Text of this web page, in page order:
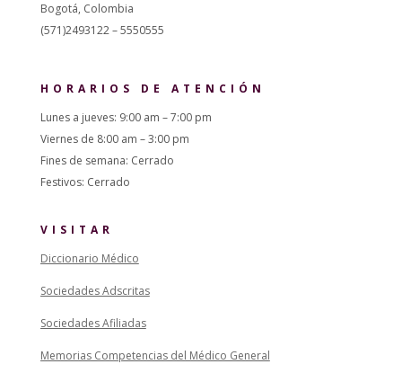
Bogotá, Colombia
(571)2493122 – 5550555
HORARIOS DE ATENCIÓN
Lunes a jueves: 9:00 am – 7:00 pm
Viernes de 8:00 am – 3:00 pm
Fines de semana: Cerrado
Festivos: Cerrado
VISITAR
Diccionario Médico
Sociedades Adscritas
Sociedades Afiliadas
Memorias Competencias del Médico General